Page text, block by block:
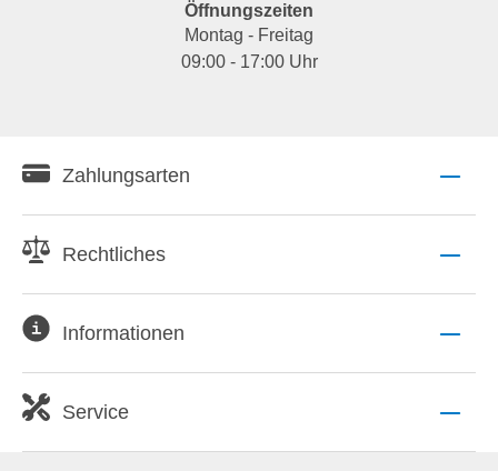
Öffnungszeiten
Montag - Freitag
09:00 - 17:00 Uhr
Zahlungsarten
Rechtliches
Informationen
Service